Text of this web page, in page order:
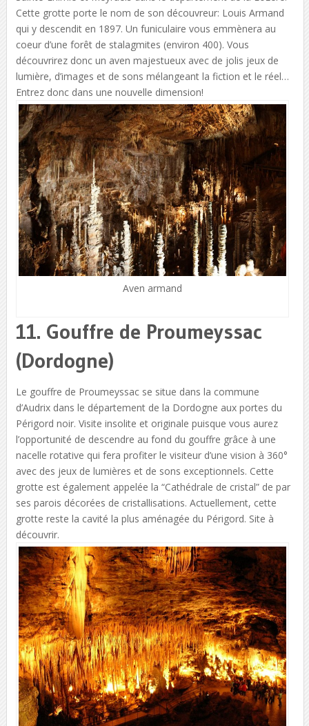
Cette grotte porte le nom de son découvreur: Louis Armand
qui y descendit en 1897. Un funiculaire vous emmènera au
coeur d’une forêt de stalagmites (environ 400). Vous
découvrirez donc un aven majestueux avec de jolis jeux de
lumière, d’images et de sons mélangeant la fiction et le réel…
Entrez donc dans une nouvelle dimension!
Aven armand
11. Gouffre de Proumeyssac
(Dordogne)
Le gouffre de Proumeyssac se situe dans la commune
d’Audrix dans le département de la Dordogne aux portes du
Périgord noir. Visite insolite et originale puisque vous aurez
l’opportunité de descendre au fond du gouffre grâce à une
nacelle rotative qui fera profiter le visiteur d’une vision à 360°
avec des jeux de lumières et de sons exceptionnels. Cette
grotte est également appelée la “Cathédrale de cristal” de par
ses parois décorées de cristallisations. Actuellement, cette
grotte reste la cavité la plus aménagée du Périgord. Site à
découvrir.